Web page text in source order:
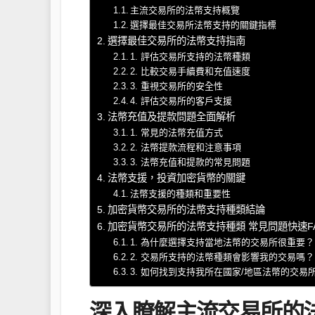
主流交易所的法幣支持概覽
選擇最佳交易所法幣支持的關鍵指標
選擇最佳交易所的法幣支持指南
1. 評估交易所支持的法幣種類
2. 比較交易手續費和充值速度
3. 重視交易所的安全性
4. 評估交易所的客戶支援
法幣充值及提款問題全面解析
1. 常見的法幣充值方式
2. 法幣提款流程和注意事項
3. 法幣充值和提款的常見問題
法幣支援，投資加密貨幣的關鍵
法幣支援的種類和重要性
加密貨幣交易所的法幣支持種類結論
加密貨幣交易所的法幣支持種類 常見問題快速
1. 為什麼選擇支持當地法幣的交易所很重要？
2. 交易所支持的法幣種類會影響我的交易嗎？
3. 如何找到支持我所在國家/地區法幣的交易